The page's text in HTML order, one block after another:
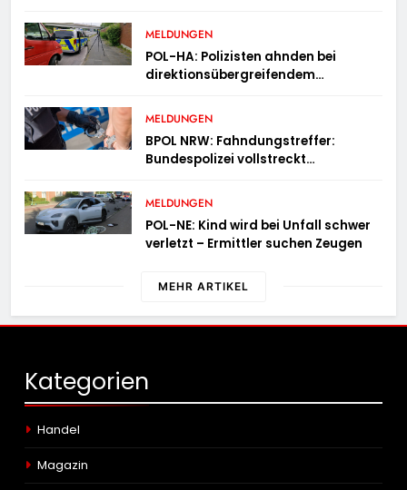
MELDUNGEN
POL-HA: Polizisten ahnden bei
direktionsübergreifendem
MELDUNGEN
BPOL NRW: Fahndungstreffer:
Bundespolizei vollstreckt
MELDUNGEN
POL-NE: Kind wird bei Unfall schwer
verletzt – Ermittler suchen Zeugen
MEHR ARTIKEL
Kategorien
Handel
Magazin